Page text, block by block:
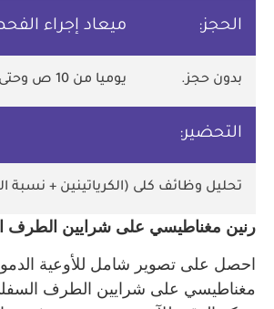
الحجز: ميعاد إجراء
بدون حجز. يوميا من 10 ص وحتى 10 م .
التحضير:
تحليل وظائف كلى (الكرياتينين + نسبة
رنين مغناطيسي على شرايين الطرف
احصل على تصوير شامل للأوعية
مغناطيسي على شرايين الطرف